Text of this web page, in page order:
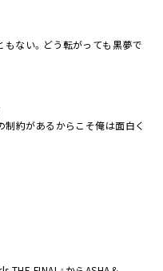
もない。どう転がっても黒夢で
の制約があるからこそ俺は面白く